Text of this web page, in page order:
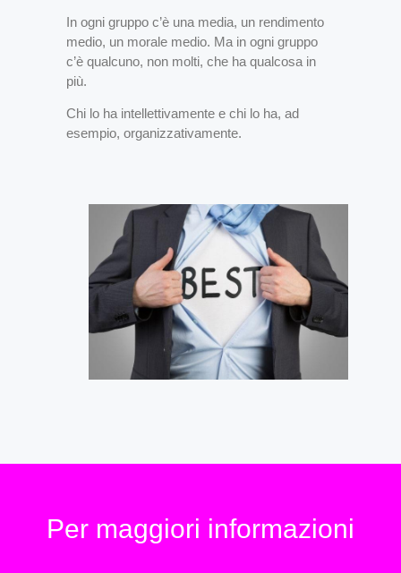
In ogni gruppo c’è una media, un rendimento
medio, un morale medio. Ma in ogni gruppo
c’è qualcuno, non molti, che ha qualcosa in
più.
Chi lo ha intellettivamente e chi lo ha, ad
esempio, organizzativamente.
Per maggiori informazioni